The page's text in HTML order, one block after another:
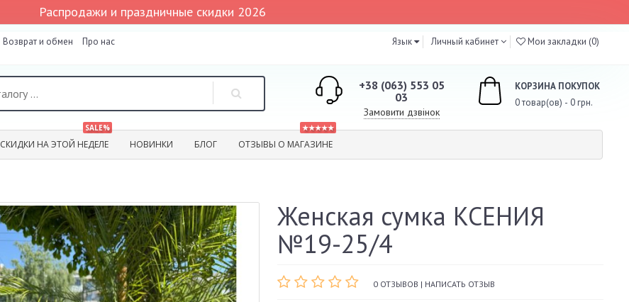
Распродажи и праздничные скидки 2026
Возврат и обмен
Про нас
Язык Личный кабинет Мои закладки (0)
+38 (063) 553 05
03
Замовити дзвінок
КОРЗИНА ПОКУПОК
0 товар(ов) - 0 грн.
SALE%
СКИДКИ НА ЭТОЙ НЕДЕЛЕ НОВИНКИ БЛОГ
★★★★★
ОТЗЫВЫ О МАГАЗИНЕ
Женская сумка КСЕНИЯ
№19-25/4
0 ОТЗЫВОВ | НАПИСАТЬ ОТЗЫВ